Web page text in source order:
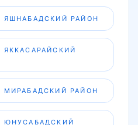
ЯШНАБАДСКИЙ РАЙОН
МИРАБАДСКИЙ РАЙОН
ЮНУСАБАДСКИЙ